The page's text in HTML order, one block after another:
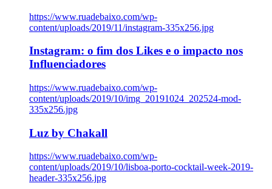
https://www.ruadebaixo.com/wp-
content/uploads/2019/11/instagram-335x256.jpg
Instagram: o fim dos Likes e o impacto nos
Influenciadores
https://www.ruadebaixo.com/wp-
content/uploads/2019/10/img_20191024_202524-mod-
335x256.jpg
Luz by Chakall
https://www.ruadebaixo.com/wp-
content/uploads/2019/10/lisboa-porto-cocktail-week-2019-
header-335x256.jpg